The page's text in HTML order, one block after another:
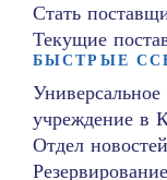
Стать
Текущие
БЫСТРЫЕ
учреждение в
Отдел новостей